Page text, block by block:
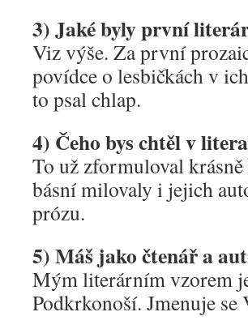
3) Jaké byly první
Viz výše. Za první
povídce o lesbičkách v
to psal chlap.
4) Čeho bys chtěl v
To už zformuloval
básní milovaly i jejich
prózu.
5) Máš jako čtenář a
Mým literárním vzorem
Podkrkonoší. Jmenuje se